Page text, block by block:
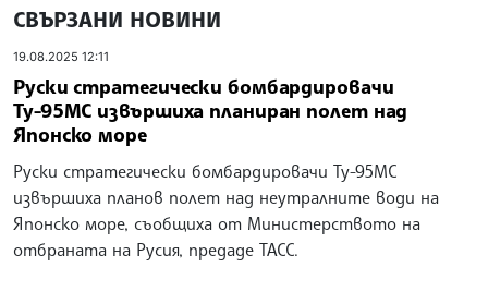
СВЪРЗАНИ НОВИНИ
19.08.2025 12:11
Руски стратегически бомбардировачи
Ту-95МС извършиха планиран полет над
Японско море
Руски стратегически бомбардировачи Ту-95МС
извършиха планов полет над неутралните води на
Японско море, съобщиха от Министерството на
отбраната на Русия, предаде ТАСС.